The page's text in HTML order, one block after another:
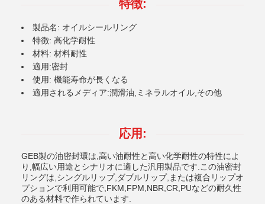
特徴:
製品名: オイルシールリング
特徴: 高化学耐性
材料: 材料耐性
適用:密封
使用: 機能寿命が長くなる
適用されるメディア:潤滑油,ミネラルオイル,その他
応用:
GEB製の油密封環は,高い油耐性と高い化学耐性の特性によ
り,幅広い用途とシナリオに適した汎用製品です.この油密封
リングは,シングルリップ,ダブルリップ,または複合リップオ
プションで利用可能で,FKM,FPM,NBR,CR,PUなどの耐久性
のある材料で作られています.